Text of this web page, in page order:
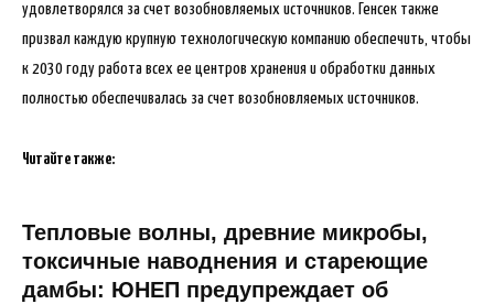
удовлетворялся за счет возобновляемых источников. Генсек также
призвал каждую крупную технологическую компанию обеспечить, чтобы
к 2030 году работа всех ее центров хранения и обработки данных
полностью обеспечивалась за счет возобновляемых источников.
Читайте также:
Тепловые волны, древние микробы,
токсичные наводнения и стареющие
дамбы: ЮНЕП предупреждает об